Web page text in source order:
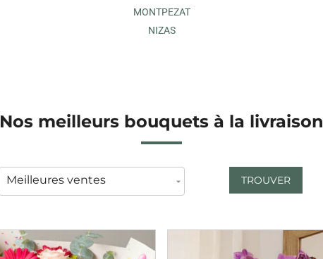
MONTPEZAT
NIZAS
Nos meilleurs bouquets à la livraison
TROUVER